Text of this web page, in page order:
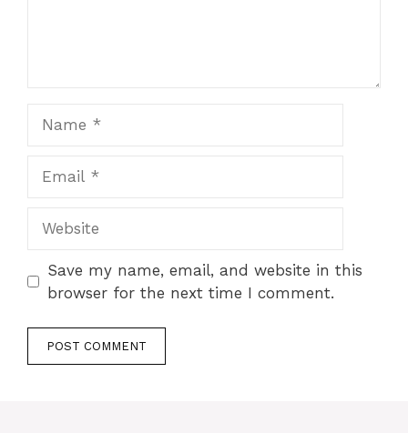
Save my name, email, and website in this
browser for the next time I comment.